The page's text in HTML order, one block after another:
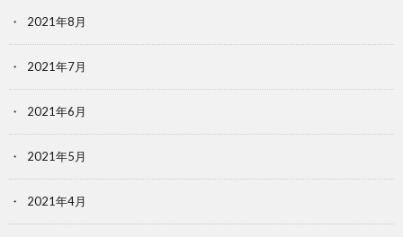
2021年8月
2021年7月
2021年6月
2021年5月
2021年4月